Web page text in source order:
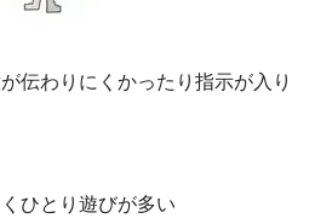
伝わりにくかったり指示が入り
ひとり遊びが多い